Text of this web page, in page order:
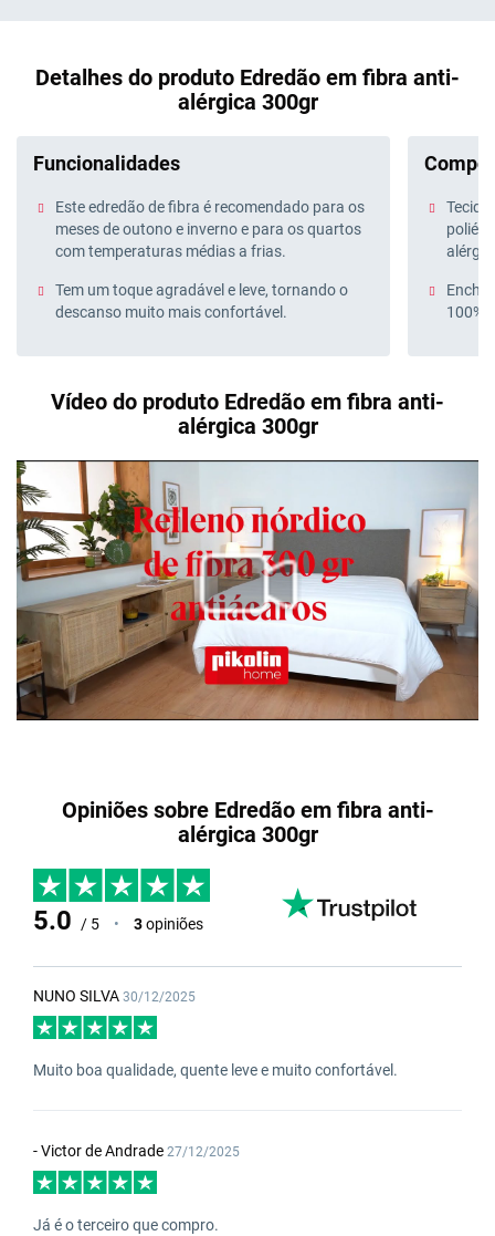
Detalhes do produto Edredão em fibra anti-
alérgica 300gr
Funcionalidades
Este edredão de fibra é recomendado para os
meses de outono e inverno e para os quartos
com temperaturas médias a frias.
Tem um toque agradável e leve, tornando o
descanso muito mais confortável.
100%
Vídeo do produto Edredão em fibra anti-
alérgica 300gr
Opiniões sobre Edredão em fibra anti-
alérgica 300gr
5.0 / 5 • 3opiniões
NUNO SILVA 30/12/2025
Muito boa qualidade, quente leve e muito confortável.
- Victor de Andrade 27/12/2025
Já é o terceiro que compro.